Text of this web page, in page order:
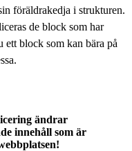
föräldrakedja i strukturen.
de block som har
ett block som kan bära på
ändrar
innehåll som är